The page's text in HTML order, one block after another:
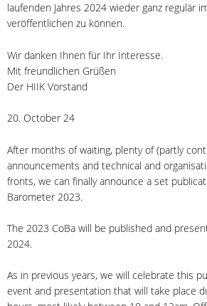
laufenden Jahres 2024 wieder ganz regulär
veröffentlichen zu können.
Wir danken Ihnen für Ihr Interesse.
Mit freundlichen Grüßen
Der HIIK Vorstand
20. October 24
After months of waiting, plenty of (partly
announcements and technical and
fronts, we can finally announce a set
Barometer 2023.
The 2023 CoBa will be published and
2024.
As in previous years, we will celebrate this
event and presentation that will take place